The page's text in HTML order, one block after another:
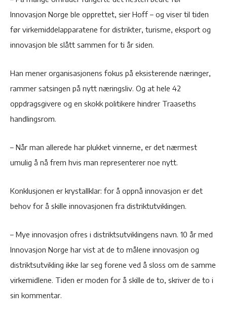
Innovasjon Norge ble opprettet, sier Hoff – og viser til tiden
før virkemiddelapparatene for distrikter, turisme, eksport og
innovasjon ble slått sammen for ti år siden.
Han mener organisasjonens fokus på eksisterende næringer,
rammer satsingen på nytt næringsliv. Og at hele 42
oppdragsgivere og en skokk politikere hindrer Traaseths
handlingsrom.
– Når man allerede har plukket vinnerne, er det nærmest
umulig å nå frem hvis man representerer noe nytt.
Konklusjonen er krystallklar: for å oppnå innovasjon er det
behov for å skille innovasjonen fra distriktutviklingen.
– Mye innovasjon ofres i distriktsutviklingens navn. 10 år med
Innovasjon Norge har vist at de to målene innovasjon og
distriktsutvikling ikke lar seg forene ved å sloss om de samme
virkemidlene. Tiden er moden for å skille de to, skriver de to i
sin kommentar.